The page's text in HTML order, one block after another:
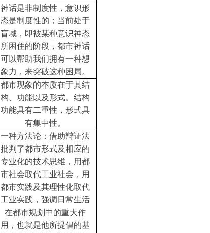
神话是非制度性，意识形
态是制度性的；当前处于
盲域，即被某种意识神态
所困住的阶段，都市神话
可以帮助我们拥有一种想
象力，来突破这种困局。
都市现象的本质在于其结
构、功能以及形式。结构
功能具有二重性，形式具
有集中性。
一种方法论：借助辩证法
批判了都市形式及相应的
专业化的技术思维，用都
市社会取代工业社会，用
都市实践及其理性化取代
工业实践，强调日常生活
在都市规划中的重大作
用，也就是他所提倡的基